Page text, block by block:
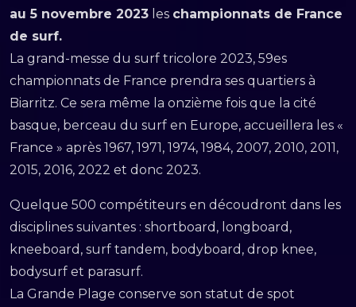
au 5 novembre 2023 les championnats de France
de surf.
La grand-messe du surf tricolore 2023, 59es
championnats de France prendra ses quartiers à
Biarritz. Ce sera même la onzième fois que la cité
basque, berceau du surf en Europe, accueillera les «
France » après 1967, 1971, 1974, 1984, 2007, 2010, 2011,
2015, 2016, 2022 et donc 2023.
Quelque 500 compétiteurs en découdront dans les
disciplines suivantes : shortboard, longboard,
kneeboard, surf tandem, bodyboard, drop knee,
bodysurf et parasurf.
La Grande Plage conserve son statut de spot